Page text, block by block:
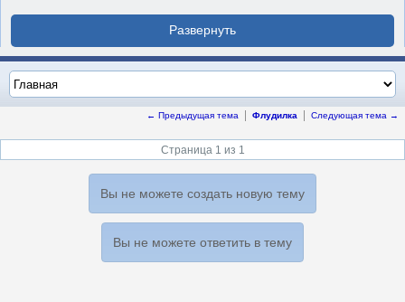
← Предыдущая тема Флудилка Следующая тема →
Страница 1 из 1
Вы не можете создать новую тему
Вы не можете ответить в тему